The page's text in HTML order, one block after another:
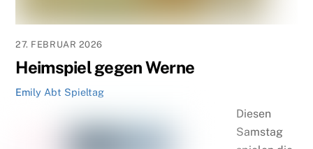
27. FEBRUAR 2026
Heimspiel gegen Werne
Emily Abt Spieltag
Diesen
Samstag